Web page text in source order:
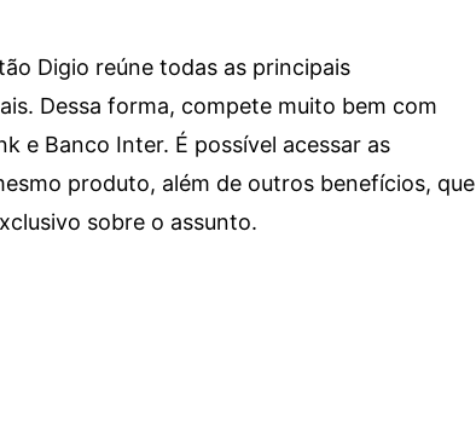
Digio reúne todas as principais
Dessa forma, compete muito bem com
e Banco Inter. É possível acessar as
produto, além de outros benefícios, que
sobre o assunto.